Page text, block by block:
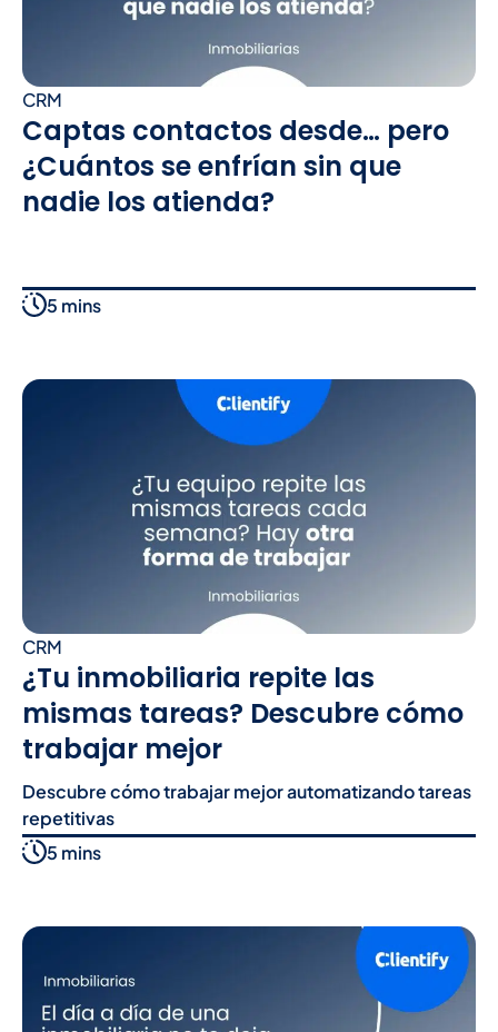
CRM
Captas contactos desde… pero
¿Cuántos se enfrían sin que
nadie los atienda?
5 mins
CRM
¿Tu inmobiliaria repite las
mismas tareas? Descubre cómo
trabajar mejor
Descubre cómo trabajar mejor automatizando tareas
repetitivas
5 mins